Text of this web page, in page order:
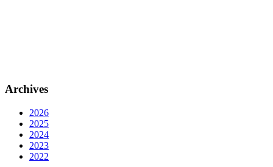
Archives
2026
2025
2024
2023
2022